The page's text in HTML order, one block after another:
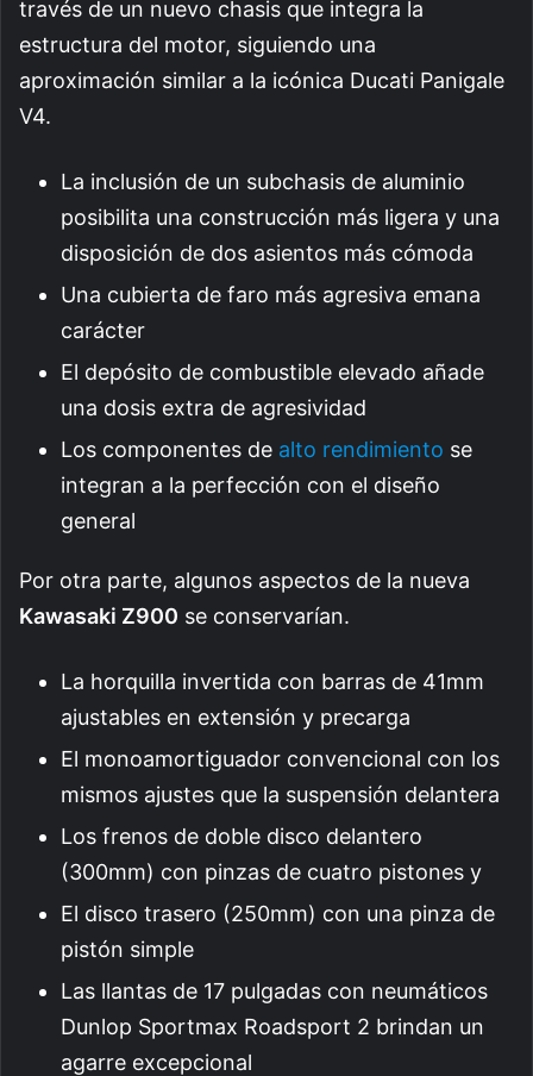
través de un nuevo chasis que integra la
estructura del motor, siguiendo una
aproximación similar a la icónica Ducati Panigale
V4.
La inclusión de un subchasis de aluminio
posibilita una construcción más ligera y una
disposición de dos asientos más cómoda
Una cubierta de faro más agresiva emana
carácter
El depósito de combustible elevado añade
una dosis extra de agresividad
Los componentes de alto rendimiento se
integran a la perfección con el diseño
general
Por otra parte, algunos aspectos de la nueva
Kawasaki Z900 se conservarían.
La horquilla invertida con barras de 41mm
ajustables en extensión y precarga
El monoamortiguador convencional con los
mismos ajustes que la suspensión delantera
Los frenos de doble disco delantero
(300mm) con pinzas de cuatro pistones y
El disco trasero (250mm) con una pinza de
pistón simple
Las llantas de 17 pulgadas con neumáticos
Dunlop Sportmax Roadsport 2 brindan un
agarre excepcional